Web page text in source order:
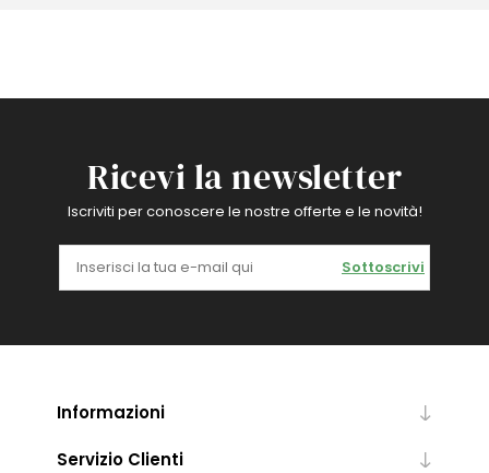
Ricevi la newsletter
Iscriviti per conoscere le nostre offerte e le novità!
Sottoscrivi
Informazioni
Servizio Clienti